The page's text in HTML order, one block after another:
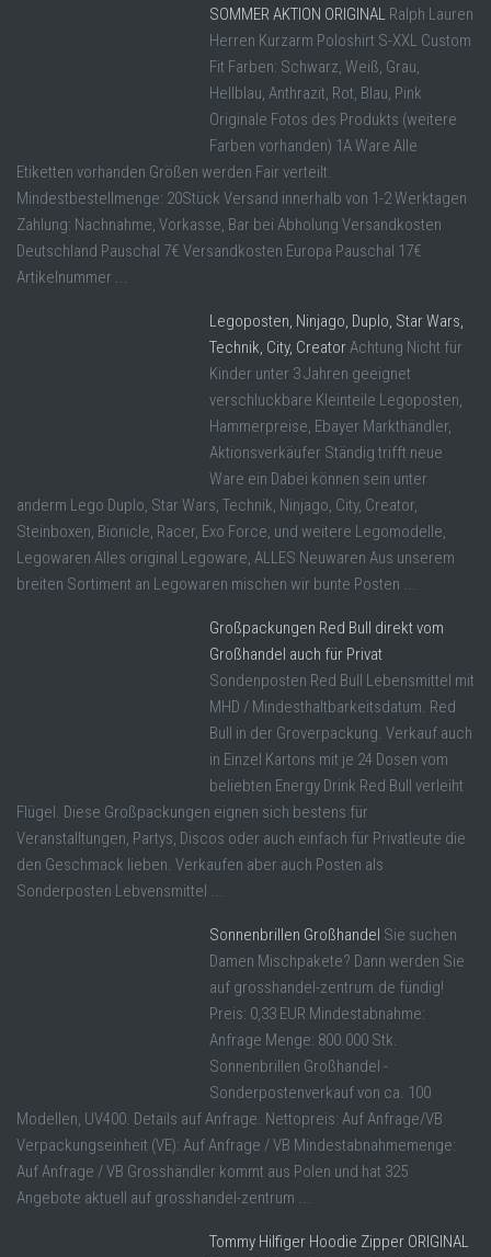
SOMMER AKTION ORIGINAL Ralph Lauren
Herren Kurzarm Poloshirt S-XXL Custom
Fit Farben: Schwarz, Weiß, Grau,
Hellblau, Anthrazit, Rot, Blau, Pink
Originale Fotos des Produkts (weitere
Farben vorhanden) 1A Ware Alle
Etiketten vorhanden Größen werden Fair verteilt.
Mindestbestellmenge: 20Stück Versand innerhalb von 1-2 Werktagen
Zahlung: Nachnahme, Vorkasse, Bar bei Abholung Versandkosten
Deutschland Pauschal 7€ Versandkosten Europa Pauschal 17€
Artikelnummer ...
Legoposten, Ninjago, Duplo, Star Wars,
Technik, City, CreatorAchtung Nicht für
Kinder unter 3 Jahren geeignet
verschluckbare Kleinteile Legoposten,
Hammerpreise, Ebayer Markthändler,
Aktionsverkäufer Ständig trifft neue
Ware ein Dabei können sein unter
anderm Lego Duplo, Star Wars, Technik, Ninjago, City, Creator,
Steinboxen, Bionicle, Racer, Exo Force, und weitere Legomodelle,
Legowaren Alles original Legoware, ALLES Neuwaren Aus unserem
breiten Sortiment an Legowaren mischen wir bunte Posten ...
Großpackungen Red Bull direkt vom
Großhandel auch für Privat
Sondenposten Red Bull Lebensmittel mit
MHD / Mindesthaltbarkeitsdatum. Red
Bull in der Groverpackung. Verkauf auch
in Einzel Kartons mit je 24 Dosen vom
beliebten Energy Drink Red Bull verleiht
Flügel. Diese Großpackungen eignen sich bestens für
Veranstalltungen, Partys, Discos oder auch einfach für Privatleute die
den Geschmack lieben. Verkaufen aber auch Posten als
Sonderposten Lebvensmittel ...
Sonnenbrillen Großhandel Sie suchen
Damen Mischpakete? Dann werden Sie
auf grosshandel-zentrum.de fündig!
Preis: 0,33 EUR Mindestabnahme:
Anfrage Menge: 800.000 Stk.
Sonnenbrillen Großhandel -
Sonderpostenverkauf von ca. 100
Modellen, UV400. Details auf Anfrage. Nettopreis: Auf Anfrage/VB
Verpackungseinheit (VE): Auf Anfrage / VB Mindestabnahmemenge:
Auf Anfrage / VB Grosshändler kommt aus Polen und hat 325
Angebote aktuell auf grosshandel-zentrum ...
Tommy Hilfiger Hoodie Zipper ORIGINAL